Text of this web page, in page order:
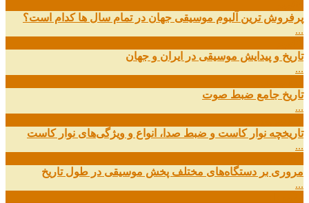
پرفروش ترین آلبوم موسیقی جهان در تمام سال ها کدام است؟
...
تاریخ و پیدایش موسیقی در ایران و جهان
...
تاریخ جامع ضبط صوت
...
تاریخچه نوار کاست و ضبط صدا، انواع و ویژگی‌های نوار کاست
...
مروری بر دستگاه‌های مختلف پخش موسیقی در طول تاریخ
...